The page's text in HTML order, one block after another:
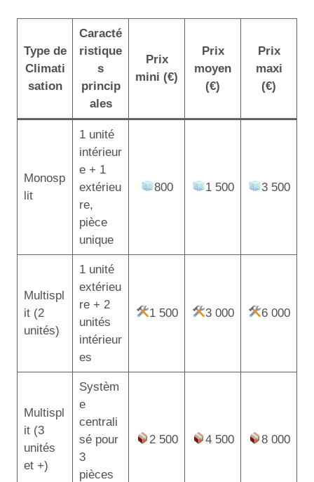
Type de
Climati
sation
Caracté
ristique
s
princip
ales
Prix
mini (€)
Prix
moyen
(€)
Prix
maxi
(€)
Monosp
lit
1 unité
intérieur
e + 1
extérieu
re,
pièce
unique
800 1 500 3 500
Multispl
it (2
unités)
1 unité
extérieu
re + 2
unités
intérieur
es
1 500 3 000 6 000
Multispl
it (3
unités
et +)
Systèm
e
centrali
sé pour
3
pièces
2 500 4 500 8 000